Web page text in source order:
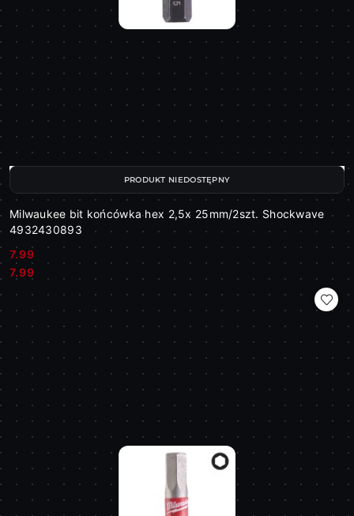
Milwaukee bit końcówka hex 2,5x 25mm/2szt. Shockwave
4932430893
Cena:
7.99
Cena:
7.99
PRODUKT NIEDOSTĘPNY